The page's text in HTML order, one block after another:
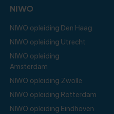
NIWO
NIWO opleiding Den Haag
NIWO opleiding Utrecht
NIWO opleiding
Amsterdam
NIWO opleiding Zwolle
NIWO opleiding Rotterdam
NIWO opleiding Eindhoven